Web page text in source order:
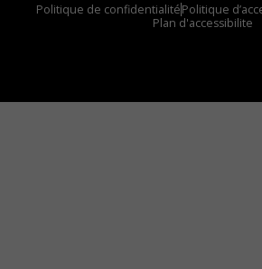
Politique de confidentialitéPolitique
Plan d'accessibilite